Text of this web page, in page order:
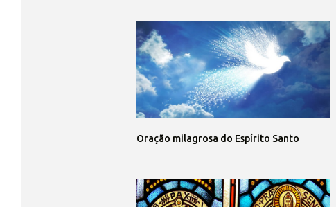
Oração milagrosa do Espírito Santo